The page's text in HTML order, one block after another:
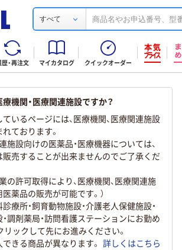
すべて
歴・再注文 マイカタログ クイックオーダー
機関・医療関連施設ですか？
いるページには、医療機関、医療関連施設
ております。
施設向けの医薬品・医療機器については、
売することが出来ませんのでご了承くだ
の許可取得により、医療機関、医療関連施
薬品の販売が可能です。）
診療所・飼育動物施設・介護老人保健施設・
調剤薬局・訪問看護ステーションにお勤め
リックして先にお進みください。
きる商品が異なります。 詳しくはこちら